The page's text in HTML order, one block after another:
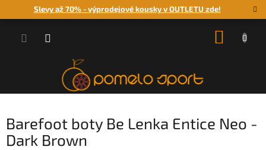
Slevy až 70% - výprodejové kousky v OUTLETU zde!
Barefoot boty Be Lenka Entice Neo -
Dark Brown